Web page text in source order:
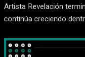
Artista Revelación
continúa creciendo